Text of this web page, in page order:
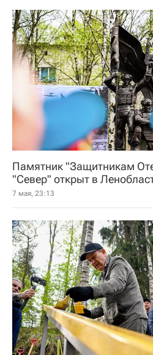
Памятник "Защитникам
"Север" открыт в
7 мая, 23:13